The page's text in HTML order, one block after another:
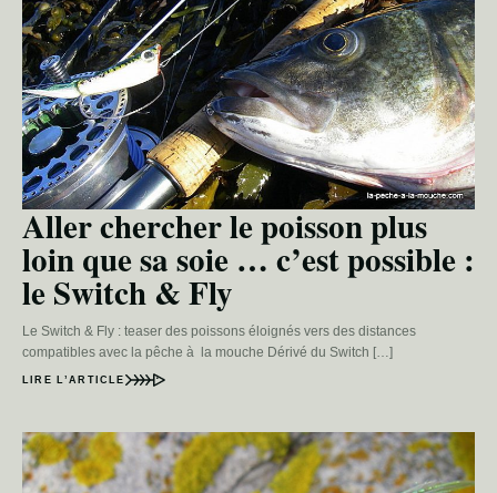
Aller chercher le poisson plus
loin que sa soie … c’est possible :
le Switch & Fly
Le Switch & Fly : teaser des poissons éloignés vers des distances
compatibles avec la pêche à la mouche Dérivé du Switch […]
LIRE L’ARTICLE